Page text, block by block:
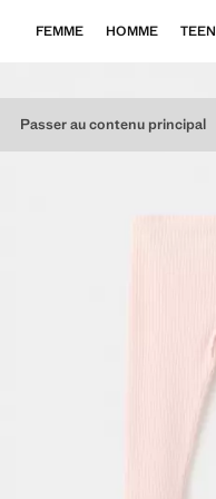
Passer au contenu principal
FEMME HOMME TEEN